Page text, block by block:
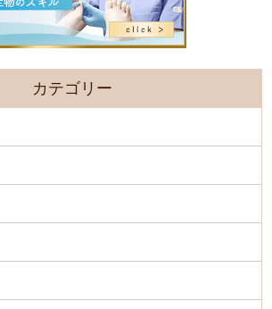
カテゴリー